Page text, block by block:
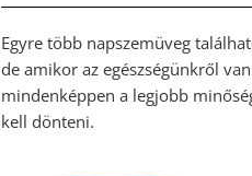
Egyre több napszemüveg
de amikor az egészségünkről
mindenképpen a legjobb
kell dönteni.